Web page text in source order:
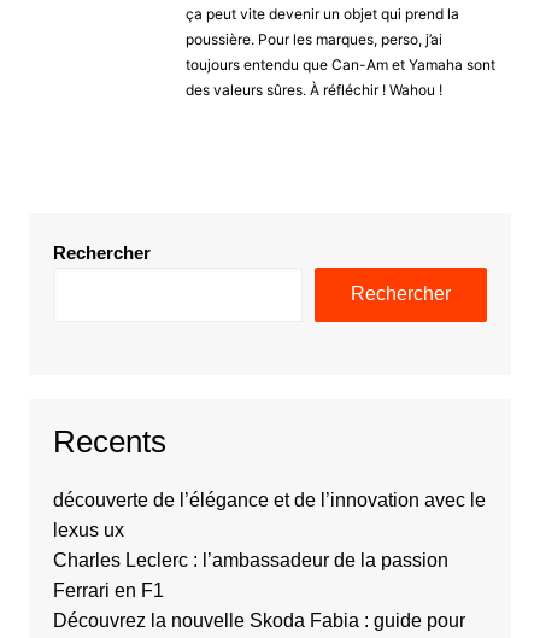
ça peut vite devenir un objet qui prend la
poussière. Pour les marques, perso, j’ai
toujours entendu que Can-Am et Yamaha sont
des valeurs sûres. À réfléchir ! Wahou !
Rechercher
Rechercher
Recents
découverte de l’élégance et de l’innovation avec le
lexus ux
Charles Leclerc : l’ambassadeur de la passion
Ferrari en F1
Découvrez la nouvelle Skoda Fabia : guide pour